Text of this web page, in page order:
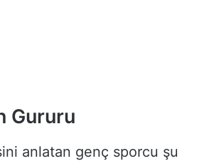
Gururu
anlatan genç sporcu şu